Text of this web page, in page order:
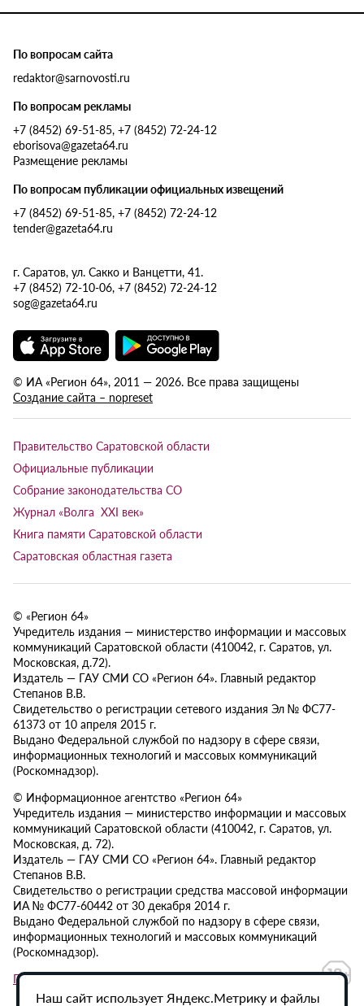
По вопросам сайта
redaktor@sarnovosti.ru
По вопросам рекламы
+7 (8452) 69-51-85, +7 (8452) 72-24-12
eborisova@gazeta64.ru
Размещение рекламы
По вопросам публикации официальных извещений
+7 (8452) 69-51-85, +7 (8452) 72-24-12
tender@gazeta64.ru
г. Саратов, ул. Сакко и Ванцетти, 41.
+7 (8452) 72-10-06, +7 (8452) 72-24-12
sog@gazeta64.ru
© ИА «Регион 64», 2011 — 2026. Все права защищены
Создание сайта – nopreset
Правительство Саратовской области
Официальные публикации
Собрание законодательства СО
Журнал «Волга XXI век»
Книга памяти Саратовской области
Саратовская областная газета
© «Регион 64»
Учредитель издания — министерство информации и массовых
коммуникаций Саратовской области (410042, г. Саратов, ул.
Московская, д.72).
Издатель — ГАУ СМИ СО «Регион 64». Главный редактор
Степанов В.В.
Свидетельство о регистрации сетевого издания Эл № ФС77-
61373 от 10 апреля 2015 г.
Выдано Федеральной службой по надзору в сфере связи,
информационных технологий и массовых коммуникаций
(Роскомнадзор).
© Информационное агентство «Регион 64»
Учредитель издания — министерство информации и массовых
коммуникаций Саратовской области (410042, г. Саратов, ул.
Московская, д. 72).
Издатель — ГАУ СМИ СО «Регион 64». Главный редактор
Степанов В.В.
Свидетельство о регистрации средства массовой информации
ИА № ФС77-60442 от 30 декабря 2014 г.
Выдано Федеральной службой по надзору в сфере связи,
информационных технологий и массовых коммуникаций
(Роскомнадзор).
Политика в отношении обработки персональных данных
Наш сайт использует Яндекс.Метрику и файлы